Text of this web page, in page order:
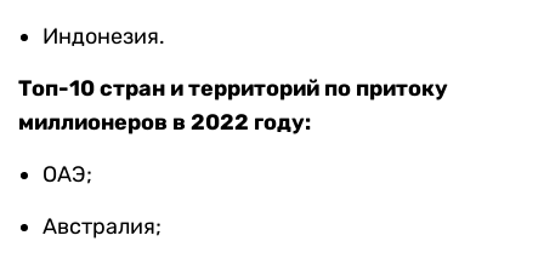
Индонезия.
Топ-10 стран и территорий по притоку
миллионеров в 2022 году:
ОАЭ;
Австралия;